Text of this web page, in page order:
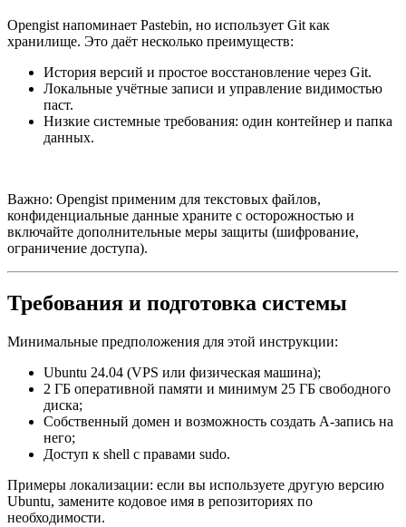
Opengist напоминает Pastebin, но использует Git как
хранилище. Это даёт несколько преимуществ:
История версий и простое восстановление через Git.
Локальные учётные записи и управление видимостью
паст.
Низкие системные требования: один контейнер и папка
данных.
Важно: Opengist применим для текстовых файлов,
конфиденциальные данные храните с осторожностью и
включайте дополнительные меры защиты (шифрование,
ограничение доступа).
Требования и подготовка системы
Минимальные предположения для этой инструкции:
Ubuntu 24.04 (VPS или физическая машина);
2 ГБ оперативной памяти и минимум 25 ГБ свободного
диска;
Собственный домен и возможность создать A-запись на
него;
Доступ к shell с правами sudo.
Примеры локализации: если вы используете другую версию
Ubuntu, замените кодовое имя в репозиториях по
необходимости.